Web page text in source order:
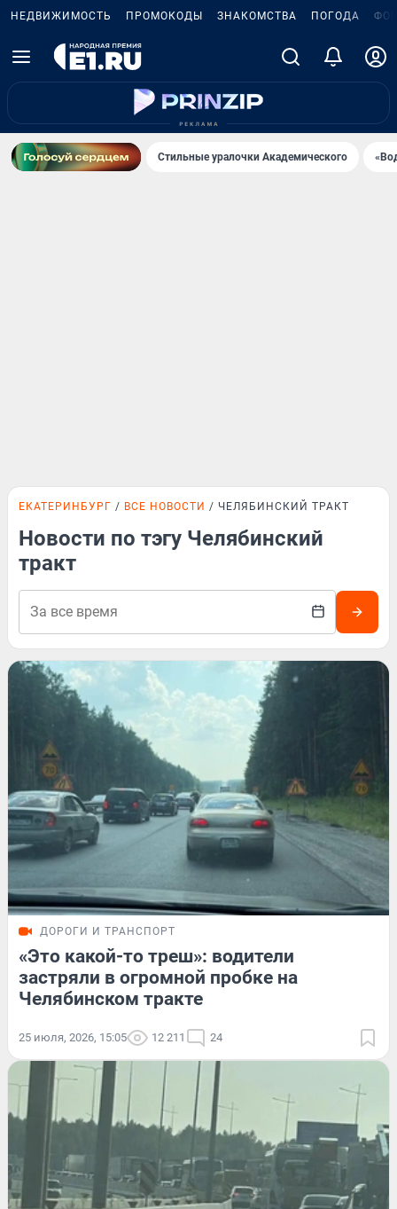
НЕДВИЖИМОСТЬ ПРОМОКОДЫ ЗНАКОМСТВА ПОГОДА
Стильные уралочки Академического
ЕКАТЕРИНБУРГ ВСЕ НОВОСТИ ЧЕЛЯБИНСКИЙ ТРАКТ
Новости по тэгу Челябинский
тракт
ДОРОГИ И ТРАНСПОРТ
«Это какой-то треш»: водители
застряли в огромной пробке на
Челябинском тракте
25 июля, 2026, 15:05 12 211 24